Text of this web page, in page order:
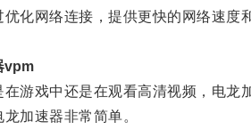
网络连接，提供更快的网络速度
vpm
戏中还是在观看高清视频，电龙加
速器非常简单。